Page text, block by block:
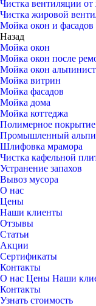
Чистка вентиляции от
Чистка жировой
Мойка окон и фасадов
Назад
Мойка окон
Мойка окон после
Мойка окон
Мойка витрин
Мойка фасадов
Мойка дома
Мойка коттеджа
Полимерное покрытие
Промышленный
Шлифовка мрамора
Чистка кафельной
Устранение запахов
Вывоз мусора
О нас
Цены
Наши клиенты
Отзывы
Статьи
Акции
Сертификаты
Контакты
О нас Цены Наши
Контакты
Узнать стоимость